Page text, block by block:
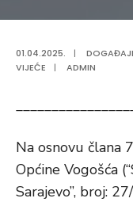
01.04.2025. | DOGAĐAJI
VIJEĆE
| ADMIN
Na osnovu člana
Općine Vogošća
Sarajevo”, broj: